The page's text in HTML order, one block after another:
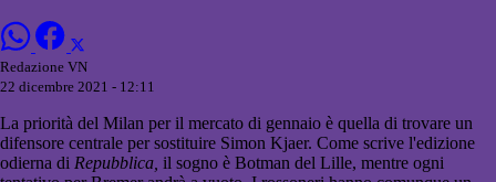
Redazione VN
22 dicembre 2021 - 12:11
La priorità del Milan per il mercato di gennaio è quella di trovare un
difensore centrale per sostituire Simon Kjaer. Come scrive l'edizione
odierna di Repubblica, il sogno è Botman del Lille, mentre ogni